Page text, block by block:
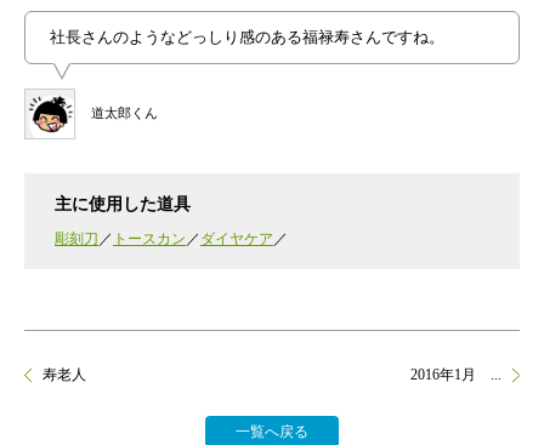
道太郎くん
社長さんのようなどっしり感のある福禄寿さんですね。
主に使用した道具
彫刻刀 トースカン ダイヤケア
寿老人
一覧へ戻る
2016年1月 ...